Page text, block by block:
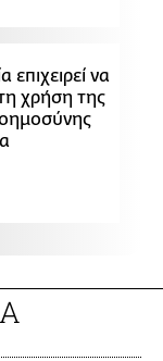
επιχειρεί να
τη χρήση της